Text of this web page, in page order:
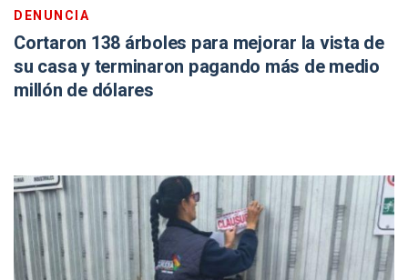
DENUNCIA
Cortaron 138 árboles para mejorar la vista de
su casa y terminaron pagando más de medio
millón de dólares